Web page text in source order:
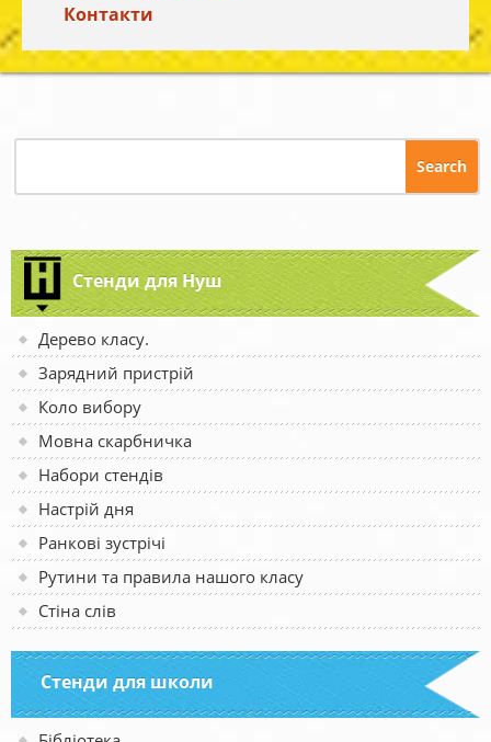
Контакти
Стенди для Нуш
Дерево класу.
Зарядний пристрій
Коло вибору
Мовна скарбничка
Набори стендів
Настрій дня
Ранкові зустрічі
Рутини та правила нашого класу
Стіна слів
Стенди для школи